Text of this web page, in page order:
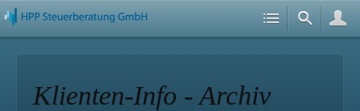
Klienten-Info - Archiv